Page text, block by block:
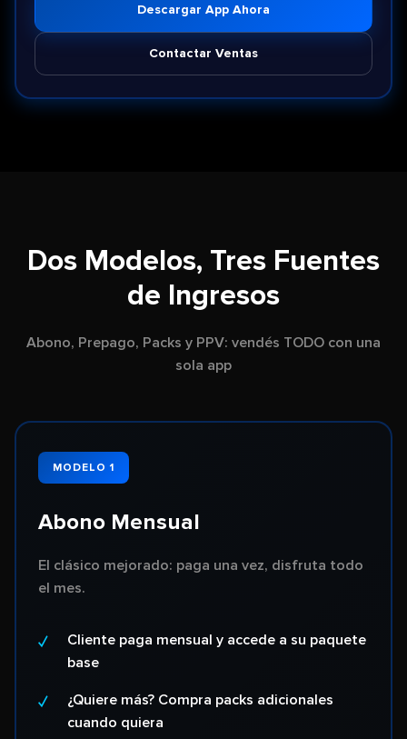
Descargar App Ahora
Contactar Ventas
Dos Modelos, Tres Fuentes
de Ingresos
Abono, Prepago, Packs y PPV: vendés TODO con una
sola app
MODELO 1
Abono Mensual
El clásico mejorado: paga una vez, disfruta todo
el mes.
Cliente paga mensual y accede a su paquete
base
¿Quiere más? Compra packs adicionales
cuando quiera